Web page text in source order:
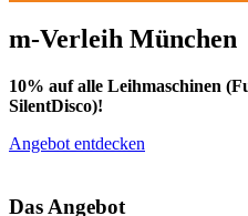
m-Verleih München
10% auf alle Leihmaschinen
SilentDisco)!
Angebot entdecken
Das Angebot